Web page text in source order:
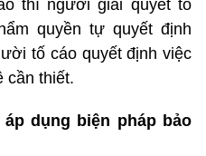
thì người giải quyết tố
quyền tự quyết định
tố cáo quyết định việc
cần thiết.
dụng biện pháp bảo